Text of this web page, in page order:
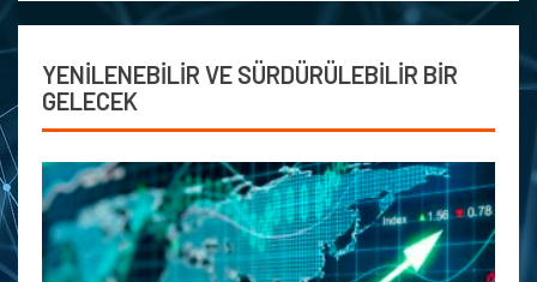
YENİLENEBİLİR VE SÜRDÜRÜLEBİLİR BİR
GELECEK